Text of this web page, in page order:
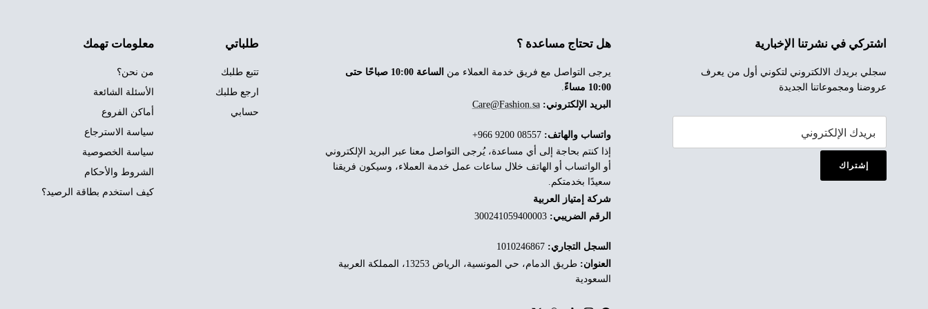
اشتركي في نشرتنا الإخبارية
سجلي بريدك الالكتروني لتكوني أول من يعرف
عروضنا ومجموعاتنا الجديدة
إشتراك
هل تحتاج مساعدة ؟
يرجى التواصل مع فريق خدمة العملاء من
الساعة 10:00 صباحًا حتى
10:00 مساءً
البريد الإلكتروني: Care@Fashion.sa
واتساب والهاتف: ‎+966 9200 08557
إذا كنتم بحاجة إلى أي مساعدة، يُرجى التواصل معنا عبر البريد الإلكتروني
أو الواتساب أو الهاتف خلال ساعات عمل خدمة العملاء، وسيكون فريقنا
سعيدًا بخدمتكم.
شركة إمتياز العربية
الرقم الضريبي: 300241059400003
السجل التجاري: 1010246867
العنوان:
طريق الدمام، حي المونسية، الرياض 13253، المملكة العربية
السعودية
طلباتي
تتبع طلبك
ارجع طلبك
حسابي
معلومات تهمك
من نحن؟
الأسئلة الشائعة
أماكن الفروع
سياسة الاسترجاع
سياسة الخصوصية
الشروط والأحكام
كيف استخدم بطاقة الرصيد؟